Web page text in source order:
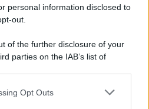
personal information disclosed to
out.
of the further disclosure of your
parties on the IAB’s list of
disclosed by us to third parties
Opt Outs